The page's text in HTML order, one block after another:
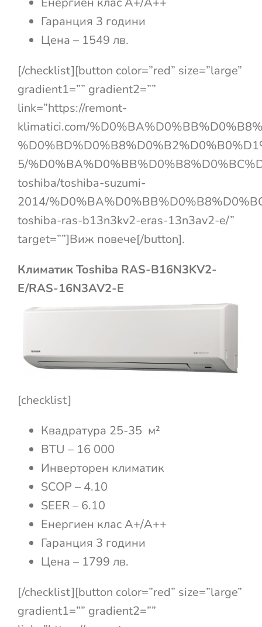
Гаранция 3 години
Цена – 1549 лв.
[/checklist][button color=”red” size=”large”
gradient1=”” gradient2=””
link=”https://remont-
klimatici.com/
5/
toshiba/toshiba-suzumi-
2014/
toshiba-ras-b13n3kv2-eras-13n3av2-e/”
target=””]Виж повече[/button].
Климатик Toshiba RAS-B16N3KV2-
E/RAS-16N3AV2-E
[checklist]
Квадратура 25-35 м²
BTU – 16 000
Инверторен климатик
SCOP – 4.10
SEER – 6.10
Енергиен клас А+/A++
Гаранция 3 години
Цена – 1799 лв.
[/checklist][button color=”red” size=”large”
gradient1=”” gradient2=””